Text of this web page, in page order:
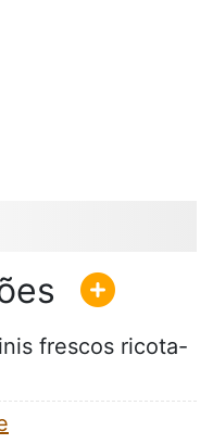
frescos ricota-